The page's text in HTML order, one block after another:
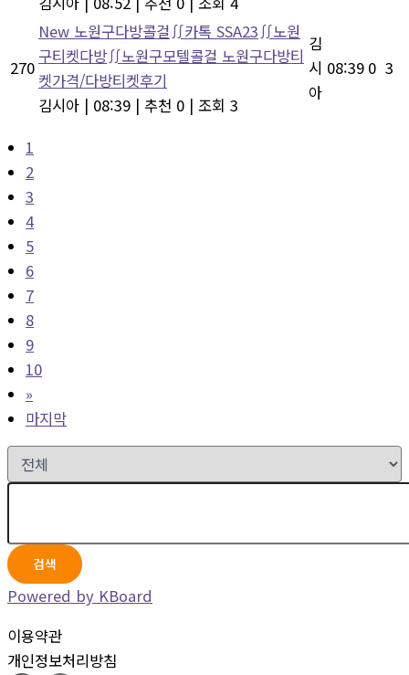
270
New 노원구다방콜걸∬카톡 SSA23∬노원
구티켓다방∬노원구모텔콜걸 노원구다방티
켓가격/다방티켓후기
김시아 | 08:39 | 추천 0 | 조회 3
김
시
아
08:39 0 3
1
2
3
4
5
6
7
8
9
10
»
마지막
검색
Powered by KBoard
이용약관
개인정보처리방침